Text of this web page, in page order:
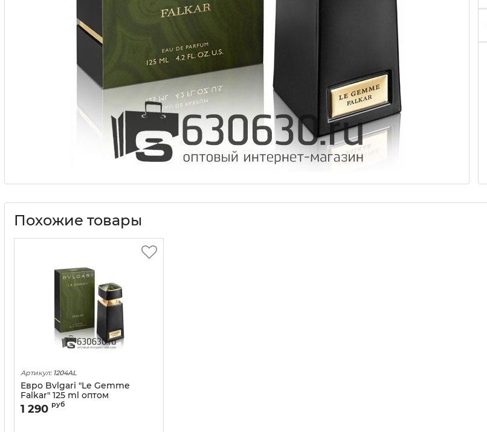
Похожие товары
Артикул: 1204AL
Евро Bvlgari "Le Gemme
Falkar" 125 ml оптом
1 290 руб